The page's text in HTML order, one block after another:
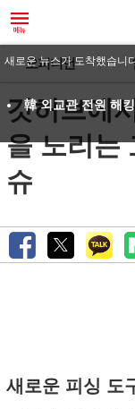
오피니언
깃허브에
을 노리는
슈
새로운 피싱 도
새로운 뉴스가 도착했습니
韓 외교관 전원 해